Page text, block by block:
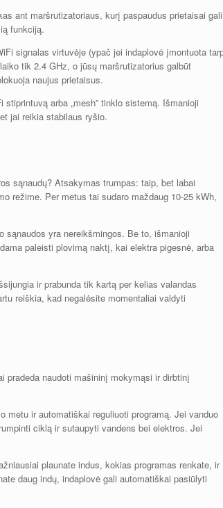
ant maršrutizatoriaus, kurį paspaudus prietaisai gali
funkciją.
signalas virtuvėje (ypač jei indaplovė įmontuota
tik 2.4 GHz, o jūsų maršrutizatorius galbūt
naujus prietaisus.
arba „mesh” tinklo sistemą. Išmanioji
jai reikia stabilaus ryšio.
sąnaudų? Atsakymas trumpas: taip, bet labai
režime. Per metus tai sudaro maždaug 10-25 kWh,
sąnaudos yra nereikšmingos. Be to, išmanioji
paleisti plovimą naktį, kai elektra pigesnė, arba
ir prabunda tik kartą per kelias valandas
reiškia, kad negalėsite momentaliai valdyti
pradeda naudoti mašininį mokymąsi ir dirbtinį
ir automatiškai reguliuoti programą. Jei vanduo
ciklą ir sutaupyti vandens bei elektros. Jei
plaunate indus, kokias programas renkate, ir
daug indų, indaplovė gali automatiškai pasiūlyti